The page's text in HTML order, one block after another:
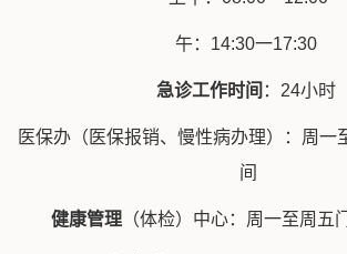
午：14:30一17:30
急诊工作时间 ：24小时
医保办（医保报销、慢性病办理）：周一
间
健康管理 （体检）中心：周一至周五